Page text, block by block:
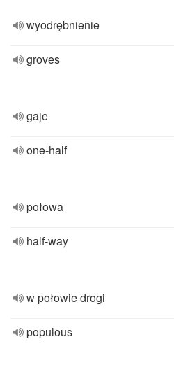
wyodrębnienie
groves
gaje
one-half
połowa
half-way
w połowie drogi
populous